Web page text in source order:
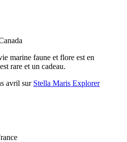
marine faune et flore est en
rare et un cadeau.
avril sur Stella Maris Explorer